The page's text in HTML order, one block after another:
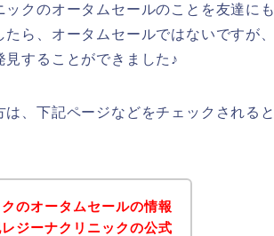
クのオータムセールのことを友達にも
ら、オータムセールではないですが、
することができました♪
、下記ページなどをチェックされると
のオータムセールの情報
ジーナクリニックの公式